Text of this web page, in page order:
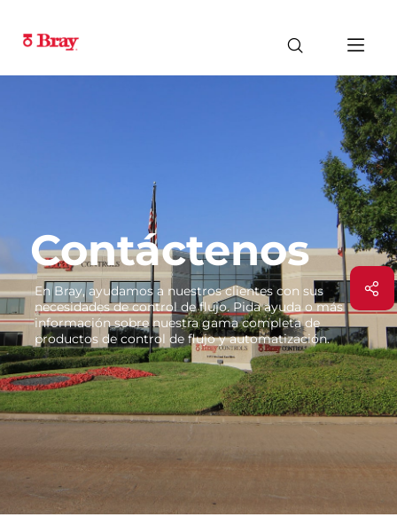
Contáctenos
En Bray, ayudamos a nuestros clientes con sus
necesidades de control de flujo. Pida ayuda o más
información sobre nuestra gama completa de
productos de control de flujo y automatización.